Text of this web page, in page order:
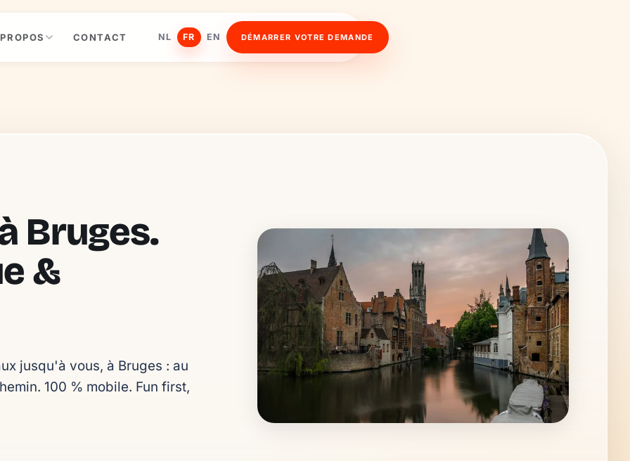
CONTACT NL FR EN DÉMARRER VOTRE DEMANDE
Bruges.
&
jusqu'à vous, à Bruges : au
100 % mobile. Fun first,